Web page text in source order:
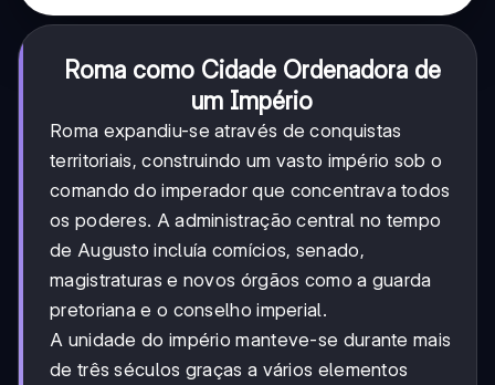
Roma como Cidade Ordenadora de
um Império
Roma expandiu-se através de conquistas
territoriais, construindo um vasto império sob o
comando do imperador que concentrava todos
os poderes. A administração central no tempo
de Augusto incluía comícios, senado,
magistraturas e novos órgãos como a guarda
pretoriana e o conselho imperial.
A unidade do império manteve-se durante mais
de três séculos graças a vários elementos